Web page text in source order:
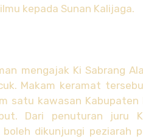
kepada Sunan Kalijaga.
mengajak Ki Sabrang
Makam keramat
satu kawasan Kabupaten
Dari penuturan juru
dikunjungi peziarah